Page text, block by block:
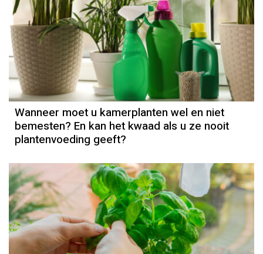
Wanneer moet u kamerplanten wel en niet
bemesten? En kan het kwaad als u ze nooit
plantenvoeding geeft?